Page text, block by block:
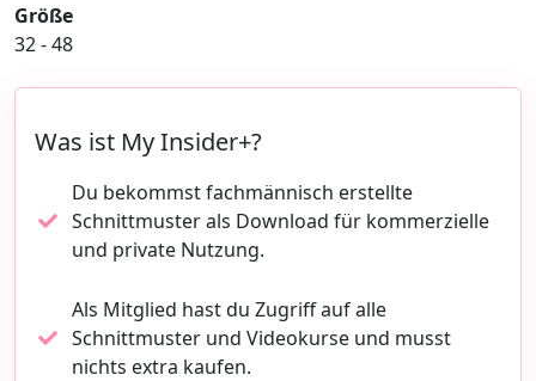
Größe
32 - 48
Was ist My Insider+?
Du bekommst fachmännisch erstellte
Schnittmuster als Download für kommerzielle
und private Nutzung.
Als Mitglied hast du Zugriff auf alle
Schnittmuster und Videokurse und musst
nichts extra kaufen.